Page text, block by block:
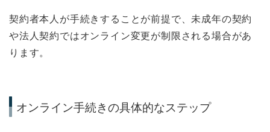
契約者本人が手続きすることが前提で、未成年の契約
や法人契約ではオンライン変更が制限される場合があ
ります。
オンライン手続きの具体的なステップ